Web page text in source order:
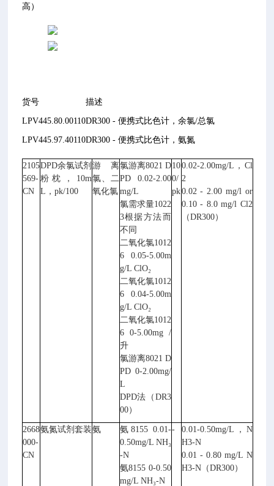
高）
货号 描述
LPV445.80.00110DR300 - 便携式比色计，余氯/总氯
LPV445.97.40110DR300 - 便携式比色计，氨氮
2105
569-
CN
DPD余氯试剂
粉枕，10m
L，pk/100
游离
氯、二
氧化氯
氯游离8021 D
PD 0.02-2.00
mg/L
氯需求量1022
3根据方法而
不同
二氧化氯1012
6 0.05-5.00m
g/L ClO₂
二氧化氯1012
6 0.04-5.00m
g/L ClO₂
二氧化氯1012
6 0-5.00mg /
升
氯游离8021 D
PD 0-2.00mg/
L
DPD法（DR3
00）
10
0/
pk
0.02-2.00mg/L，Cl
2
0.02 - 2.00 mg/l or
0.10 - 8.0 mg/l Cl2
（DR300）
2668
000-
CN
氨氮试剂套装氨
氨8155 0.01-
0.50mg/L NH₃
-N
氨8155 0-0.50
mg/L NH₃-N
-
0.01-0.50mg/L，N
H3-N
0.01 - 0.80 mg/L N
H3-N（DR300）